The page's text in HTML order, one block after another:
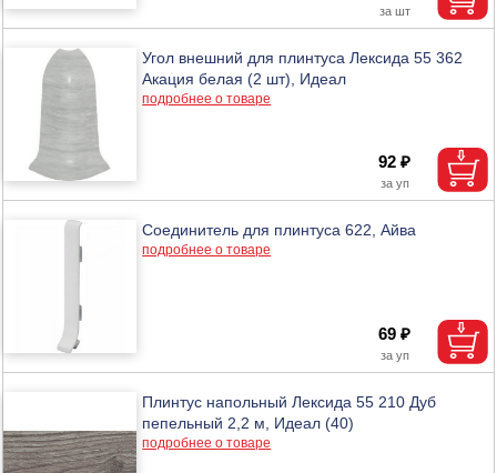
Угол внешний для плинтуса Лексида 55 362
Акация белая (2 шт), Идеал
подробнее о товаре
92 ₽
Соединитель для плинтуса 622, Айва
подробнее о товаре
69 ₽
Плинтус напольный Лексида 55 210 Дуб
пепельный 2,2 м, Идеал (40)
подробнее о товаре